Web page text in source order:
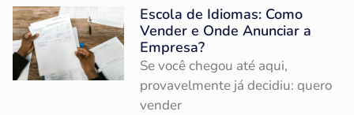
Escola de Idiomas: Como
Vender e Onde Anunciar a
Empresa?
Se você chegou até aqui,
provavelmente já decidiu: quero
vender